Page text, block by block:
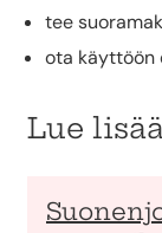
tee
ota käyttöön
Lue lisää